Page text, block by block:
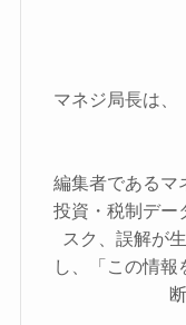
マネジ局長は、
編集者であるマ
投資・税制デー
スク、誤解が
し、「この情